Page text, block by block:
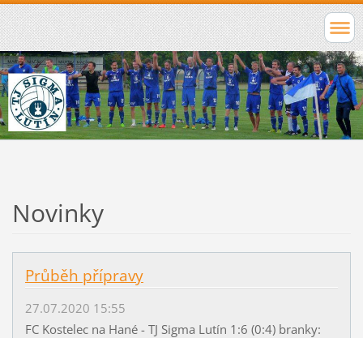
Novinky
Průběh přípravy
27.07.2020 15:55
FC Kostelec na Hané - TJ Sigma Lutín 1:6 (0:4) branky: